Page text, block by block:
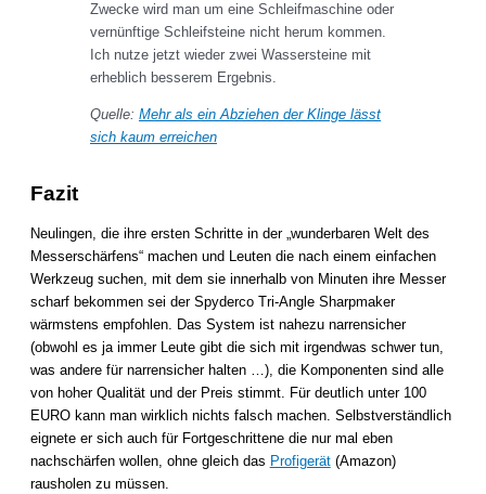
Zwecke wird man um eine Schleifmaschine oder
vernünftige Schleifsteine nicht herum kommen.
Ich nutze jetzt wieder zwei Wassersteine mit
erheblich besserem Ergebnis.
Quelle: Mehr als ein Abziehen der Klinge lässt
sich kaum erreichen
Fazit
Neulingen, die ihre ersten Schritte in der „wunderbaren Welt des
Messerschärfens“ machen und Leuten die nach einem einfachen
Werkzeug suchen, mit dem sie innerhalb von Minuten ihre Messer
scharf bekommen sei der Spyderco Tri-Angle Sharpmaker
wärmstens empfohlen. Das System ist nahezu narrensicher
(obwohl es ja immer Leute gibt die sich mit irgendwas schwer tun,
was andere für narrensicher halten …), die Komponenten sind alle
von hoher Qualität und der Preis stimmt. Für deutlich unter 100
EURO kann man wirklich nichts falsch machen. Selbstverständlich
eignete er sich auch für Fortgeschrittene die nur mal eben
nachschärfen wollen, ohne gleich das Profigerät(Amazon)
rausholen zu müssen.